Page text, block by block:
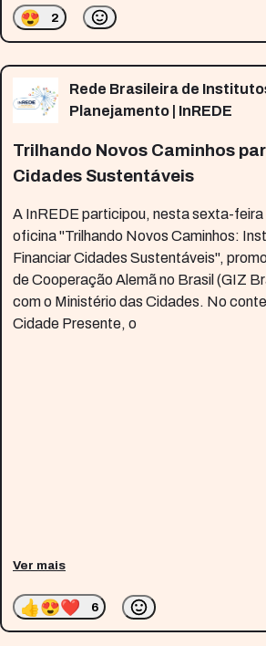
Zusammenarbeit
😍 2
Rede Brasileira de
Planejamento | InREDE
Trilhando Novos Caminhos
Cidades Sustentáveis
A InREDE participou, nesta sexta-
oficina "Trilhando Novos Caminhos:
Financiar Cidades Sustentáveis",
de Cooperação Alemã no Brasil (GIZ
com o Ministério das Cidades. No
Cidade Presente, o
Ver mais
👍😍❤️ 6